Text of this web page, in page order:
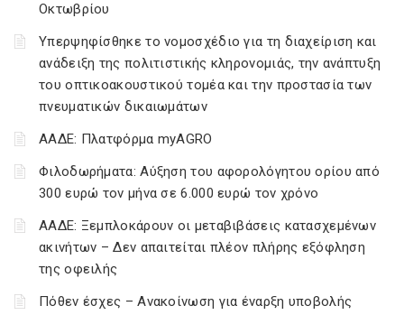
Οκτωβρίου
Υπερψηφίσθηκε το νομοσχέδιο για τη διαχείριση και
ανάδειξη της πολιτιστικής κληρονομιάς, την ανάπτυξη
του οπτικοακουστικού τομέα και την προστασία των
πνευματικών δικαιωμάτων
ΑΑΔΕ: Πλατφόρμα myAGRO
Φιλοδωρήματα: Αύξηση του αφορολόγητου ορίου από
300 ευρώ τον μήνα σε 6.000 ευρώ τον χρόνο
ΑΑΔΕ: Ξεμπλοκάρουν οι μεταβιβάσεις κατασχεμένων
ακινήτων – Δεν απαιτείται πλέον πλήρης εξόφληση
της οφειλής
Πόθεν έσχες – Ανακοίνωση για έναρξη υποβολής